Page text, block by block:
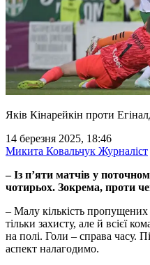
Яків Кінарейкін проти
14 березня 2025, 18:46
Микита Ковальчук Журналіст
– Із п’яти матчів у
чотирьох. Зокрема, проти
– Малу кількість
тільки захисту, але й всієї
на полі. Голи – справа часу.
аспект налагодимо.